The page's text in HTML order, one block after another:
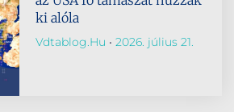
ki alóla
Vdtablog.hu 2026. július 21.